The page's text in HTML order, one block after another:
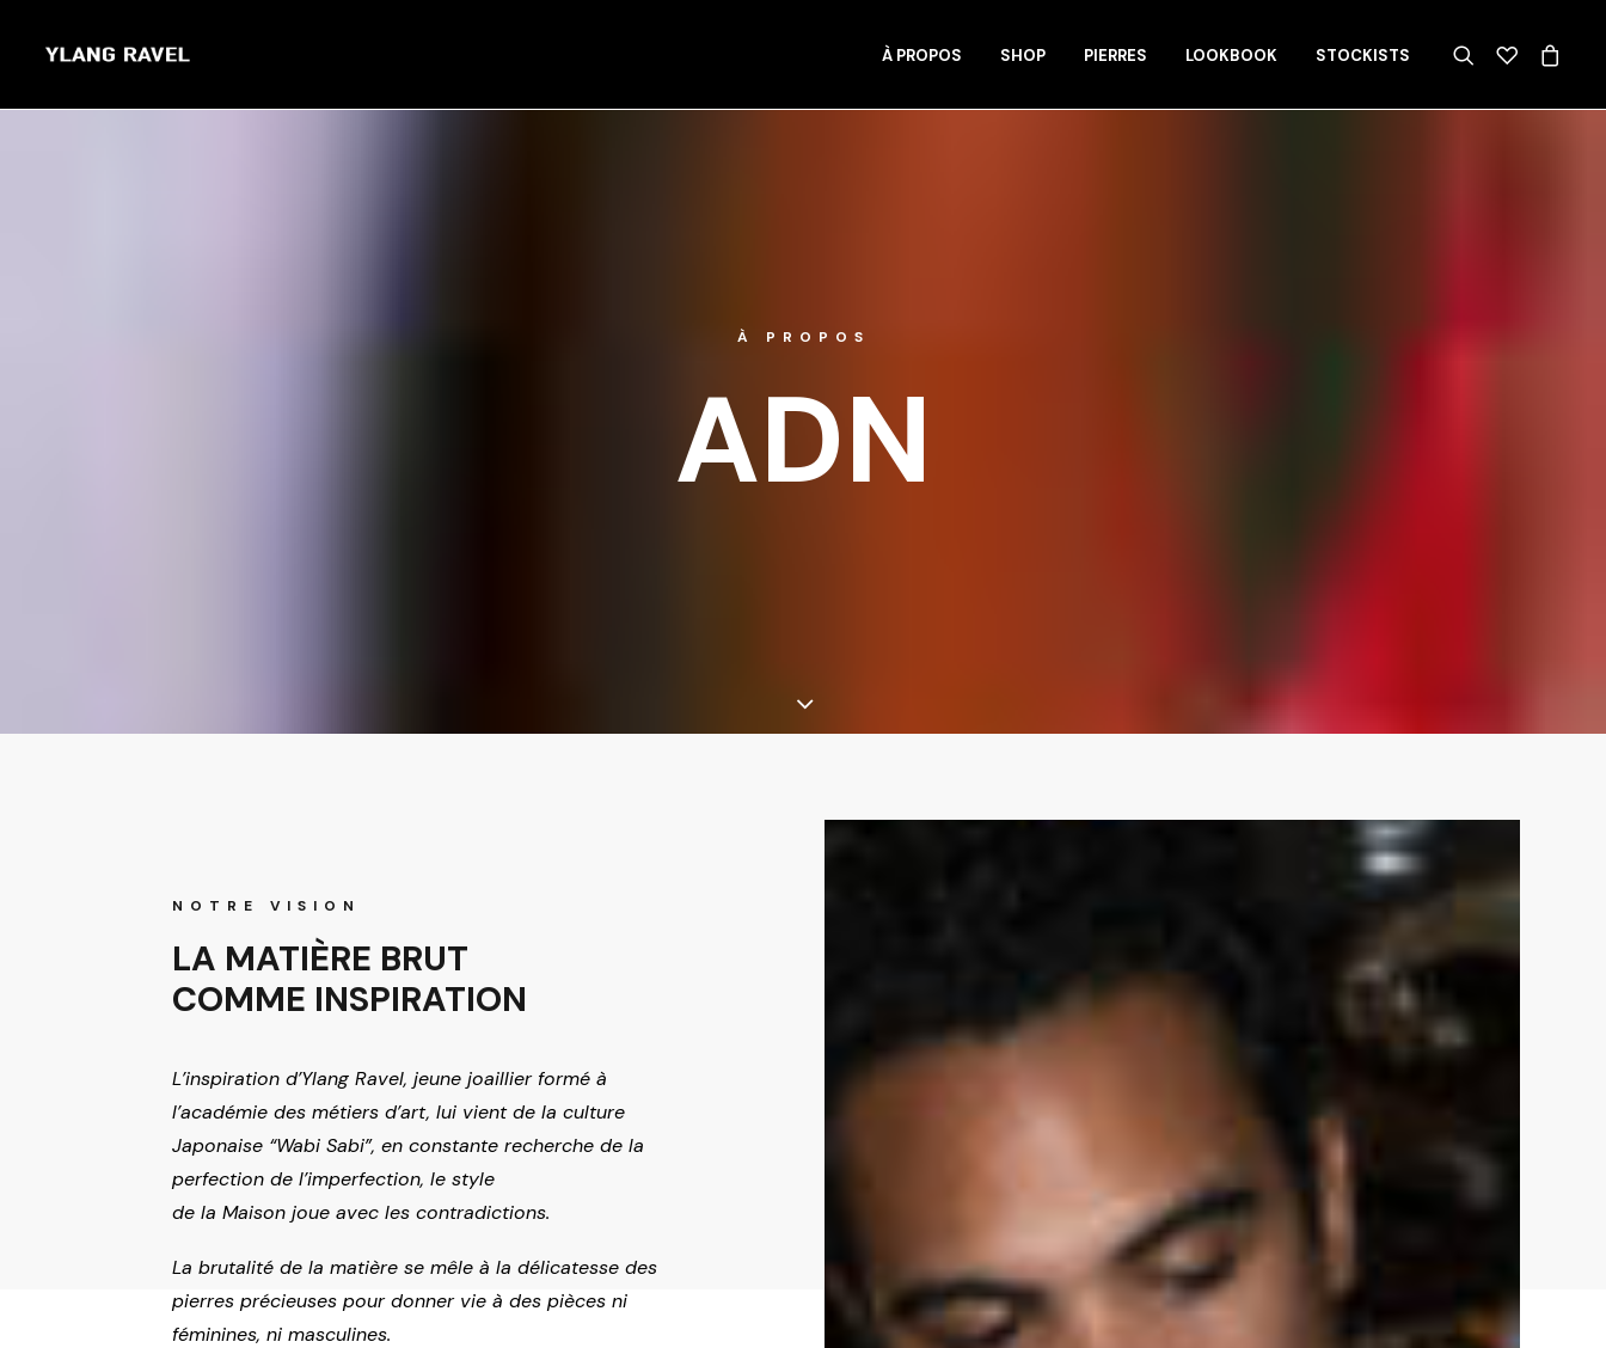
À PROPOS SHOP PIERRES LOOKBOOK STOCKISTS
À PROPOS
ADN
NOTRE VISION
LA MATIÈRE BRUT
COMME INSPIRATION
L’inspiration d’Ylang Ravel, jeune joaillier formé à
l’académie des métiers d’art, lui vient de la culture
Japonaise “Wabi Sabi”, en constante recherche de la
perfection de l’imperfection, le style
de la Maison joue avec les contradictions.
La brutalité de la matière se mêle à la délicatesse des
pierres précieuses pour donner vie à des pièces ni
féminines, ni masculines.